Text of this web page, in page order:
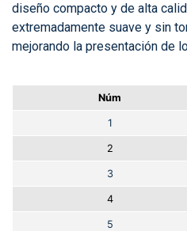
diseño compacto y de alta
extremadamente suave y sin
mejorando la presentación de
Núm
1
2
3
4
5